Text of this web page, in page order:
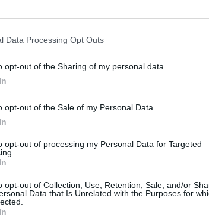
Data Processing Opt Outs
opt-out of the Sharing of my personal data.
opt-out of the Sale of my Personal Data.
opt-out of processing my Personal Data for Targeted
opt-out of Collection, Use, Retention, Sale, and/or
Data that Is Unrelated with the Purposes for
les marchés long‑courriers à haut pouvoir
été organisée en Amérique du Nord
afin de renforcer la visibilité de la destination
compagnies aériennes.